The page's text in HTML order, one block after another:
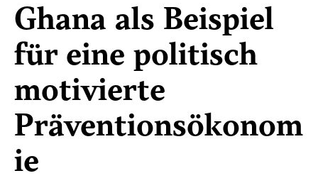
Ghana als Beispiel
für eine politisch
motivierte
Präventionsökonom
ie